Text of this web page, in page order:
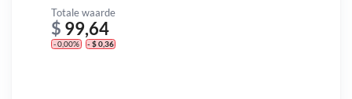
Totale waarde
$ 99,64
- 0,00% - $ 0,36